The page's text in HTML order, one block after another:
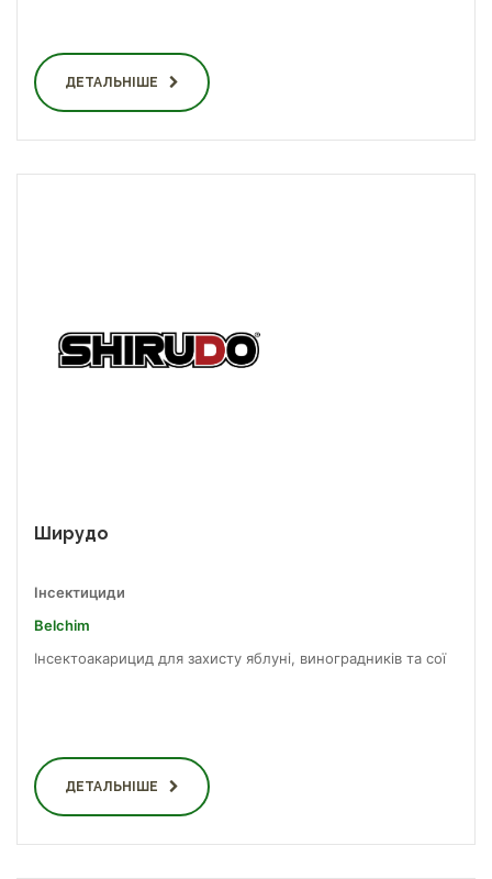
ДЕТАЛЬНІШЕ
Ширудо
Інсектициди
Belchim
Інсектоакарицид для захисту яблуні, виноградників та сої
ДЕТАЛЬНІШЕ